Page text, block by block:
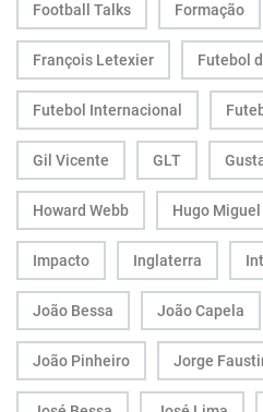
Football Talks Formação
François Letexier Futebol
Futebol Internacional
Gil Vicente GLT
Howard Webb Hugo Miguel
Impacto Inglaterra
João Bessa João Capela
João Pinheiro Jorge